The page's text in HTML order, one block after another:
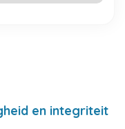
en integriteit